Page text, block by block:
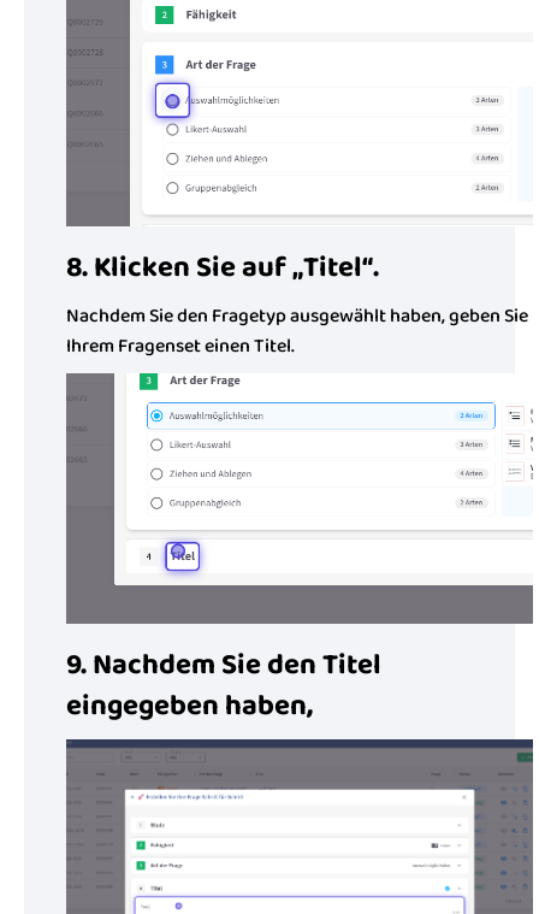
8. Klicken Sie auf „Titel“.
Nachdem Sie den Fragetyp ausgewählt haben, geben Sie
Ihrem Fragenset einen Titel.
9. Nachdem Sie den Titel
eingegeben haben,